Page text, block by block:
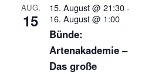
AUG.
15
15. August @ 21:30-
16. August @ 1:00
Bünde:
Artenakademie –
Das große